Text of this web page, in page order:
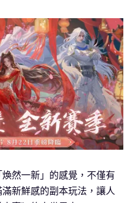
然一新」的感覺，不僅有
新鮮感的副本玩法，讓人